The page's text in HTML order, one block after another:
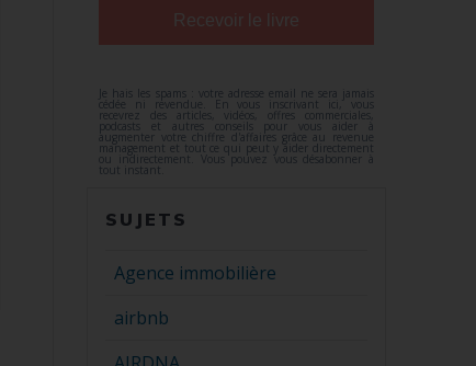
Recevoir le livre
Je hais les spams : votre adresse email ne sera jamais
cédée ni revendue. En vous inscrivant ici, vous
recevrez des articles, vidéos, offres commerciales,
podcasts et autres conseils pour vous aider à
augmenter votre chiffre d'affaires grâce au revenue
management et tout ce qui peut y aider directement
ou indirectement. Vous pouvez vous désabonner à
tout instant.
SUJETS
Agence immobilière
airbnb